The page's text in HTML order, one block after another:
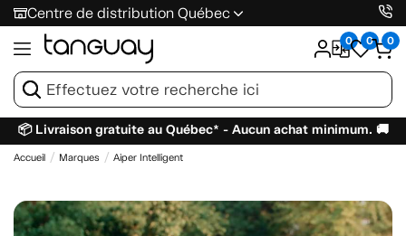
Centre de distribution Québec
0 0 0
📦 Livraison gratuite au Québec* - Aucun achat minimum. 🚚
Accueil Marques Aiper Intelligent